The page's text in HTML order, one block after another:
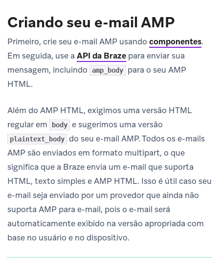
Criando seu e-mail AMP
Primeiro, crie seu e-mail AMP usando componentes.
Em seguida, use a API da Braze para enviar sua
mensagem, incluindo
amp_body
para o seu AMP
HTML.
Além do AMP HTML, exigimos uma versão HTML
regular em
body e sugerimos uma versão
plaintext_body do seu e-mail AMP. Todos os e-mails
AMP são enviados em formato multipart, o que
significa que a Braze envia um e-mail que suporta
HTML, texto simples e AMP HTML. Isso é útil caso seu
e-mail seja enviado por um provedor que ainda não
suporta AMP para e-mail, pois o e-mail será
automaticamente exibido na versão apropriada com
base no usuário e no dispositivo.